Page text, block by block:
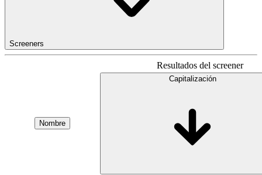
Screeners
Resultados del screener
Nombre
Capitalización